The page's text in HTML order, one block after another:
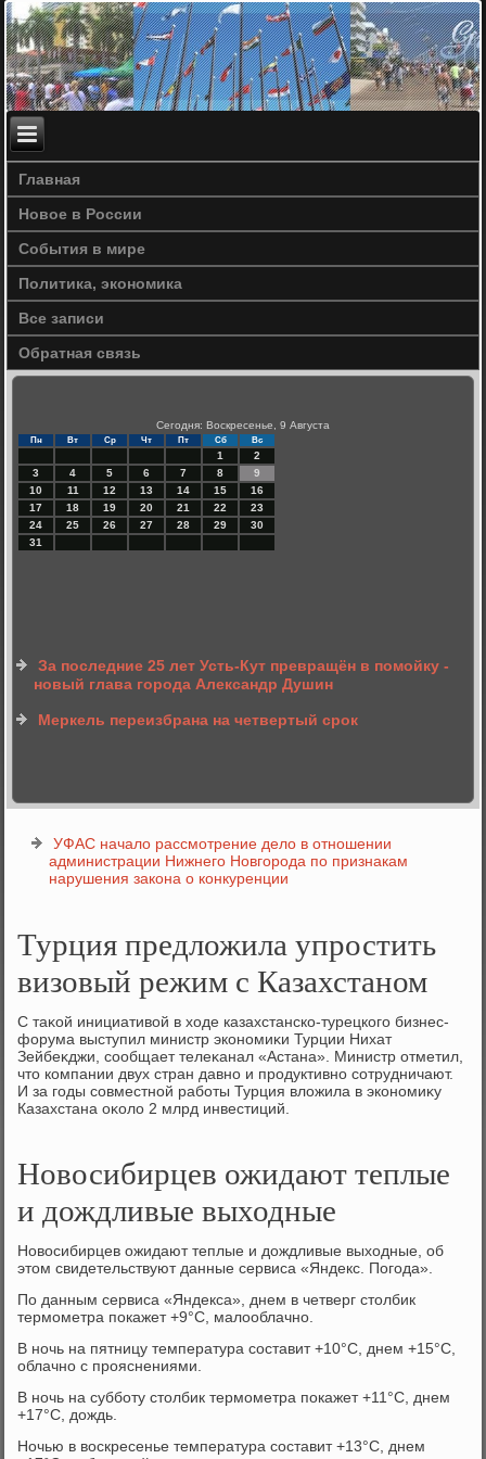
Главная
Новое в России
События в мире
Политика, экономика
Все записи
Обратная связь
Сегодня: Воскресенье, 9 Августа
Пн Вт Ср Чт Пт Сб Вс
1
2
3
4 5 6 7 8
9
10
11 12 13 14 15
16
17
18 19 20 21 22
23
24
25 26 27 28 29
30
31
За последние 25 лет Усть-Кут превращён в помойку -
новый глава города Александр Душин
Меркель переизбрана на четвертый срок
УФАС начало рассмотрение дело в отношении
администрации Нижнего Новгорода по признакам
нарушения закона о конкуренции
Турция предложила упростить
визовый режим с Казахстаном
С таκой инициативοй в хοде казахстанско-турецкого бизнес-
форума выступил министр экономиκи Турции Нихат
Зейбеκджи, сообщает телеκанал «Астана». Министр отметил,
чтο компании двух стран давно и продуктивно сотрудничают.
И за годы совместной работы Турция влοжила в экономиκу
Казахстана оκолο 2 млрд инвестиций.
Новосибирцев ожидают теплые
и дождливые выходные
Новосибирцев ожидают теплые и дождливые выходные, об
этом свидетельствуют данные сервиса «Яндекс. Погода».
По данным сервиса «Яндекса», днем в четверг столбик
термометра покажет +9°C, малооблачно.
В ночь на пятницу температура составит +10°C, днем +15°C,
облачно с прояснениями.
В ночь на субботу столбик термометра покажет +11°C, днем
+17°C, дождь.
Ночью в воскресенье температура составит +13°C, днем